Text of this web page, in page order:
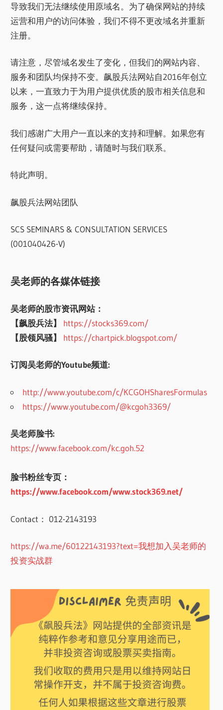
导致我们无法继续使用原域名。为了确保网站的持续
运营和用户的访问体验，我们不得不更改域名并重新
注册。
请注意，尽管域名发生了变化，但我们的网站内容、
服务和团队均保持不变。飙股兵法网站自2016年创立
以来，一直致力于为用户提供优质的股市相关信息和
服务，这一点将继续保持。
我们感谢广大用户一直以来的支持和理解。如果您有
任何疑问或需要帮助，请随时与我们联系。
特此声明。
飙股兵法网站团队
SCS SEMINARS & CONSULTATION SERVICES
(001040426-V)
吴老师的各媒体链接
吴老师的股市资讯网站：
【飙股兵法】
https://stocks369.com/
【股领风骚】
https://chartpick.blogspot.com/
订阅吴老师的Youtube频道:
http://www.youtube.com/c/KCGOHSharesFormulas
https://www.youtube.com/@kcgoh3369/
吴老师脸书:
https://www.facebook.com/kc.goh.52
脸书粉丝专页：
https://www.facebook.com/www.stock369.net/
Contact： 012-2143193
https://wa.me/60122143193?text=我想加入吴老师的
投资实战群